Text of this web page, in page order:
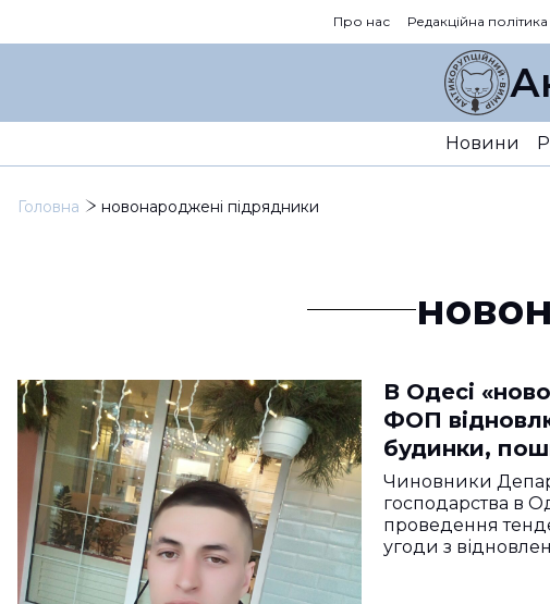
Про нас Редакційна політика
Новини
Головна новонароджені підрядники
В Одесі
ФОП
будинки,
Чиновники
господарства в
проведення
угоди з